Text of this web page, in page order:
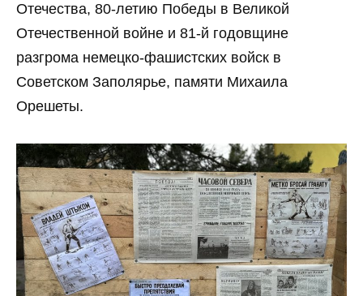
Отечества, 80-летию Победы в Великой
Отечественной войне и 81-й годовщине
разгрома немецко-фашистских войск в
Советском Заполярье, памяти Михаила
Орешеты.